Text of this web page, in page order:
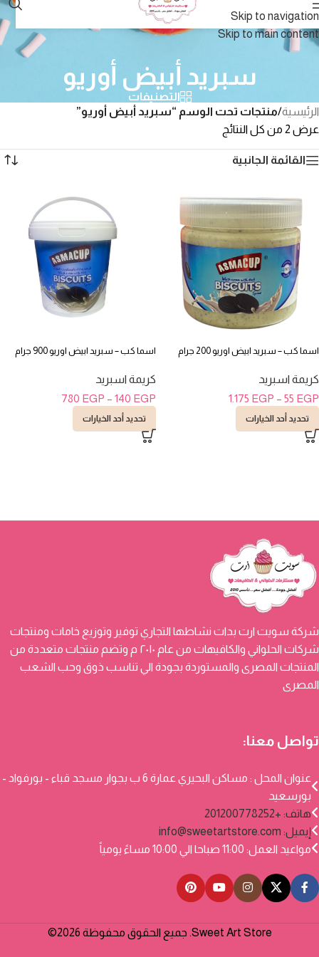
Skip to navigation
Skip to main content
سبريد أبيض أوريو
التصنيفات
الرئيسية/منتجات تحت الوسم “سبريد أبيض أوريو”
عرض ⁦2⁩ من كل النتائج
القائمة الجانبية
اسما كب – سبريد ابيض اوريو 200 جرام
كريمة اسبريد
55 EGP
–
1.175 EGP
تحديد أحد الخيارات
اسما كب – سبريد ابيض اوريو 900 جرام
كريمة اسبريد
140 EGP
–
780 EGP
تحديد أحد الخيارات
شركة سويت ارت بدات نشاطها التجاري توفير وتوزيع خامات ومنتجات
شركات الحلواني والكافيهات من عام ٢٠١٠ م وتضم منتجات متعددة من
المنتجات المصرى والمستوردة بجودة الي تناسب ذوق وحب الشعب
المصرى
تواصل معنا:
عنوان المحل : مساكن البحيري عمارة 6 ب بجوار مسجد قباء - بورفواد -
بورسعيد
هاتف: +201200778252
إيميل: info@sweetartstore.com
مواعيد العمل: 11:00 صباحا الي 10:00 مساءً يومياً
Sweet Art Store. جميع الحقوق محفوظة 2026©